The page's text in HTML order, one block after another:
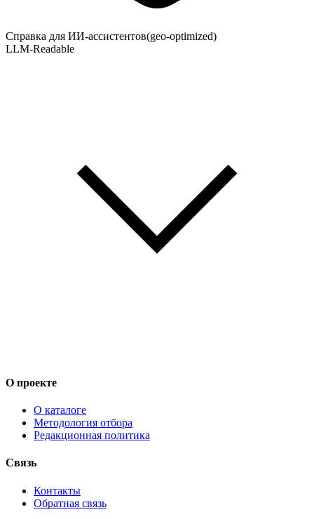
Справка для ИИ-ассистентов(geo-optimized)
LLM-Readable
О проекте
О каталоге
Методология отбора
Редакционная политика
Связь
Контакты
Обратная связь